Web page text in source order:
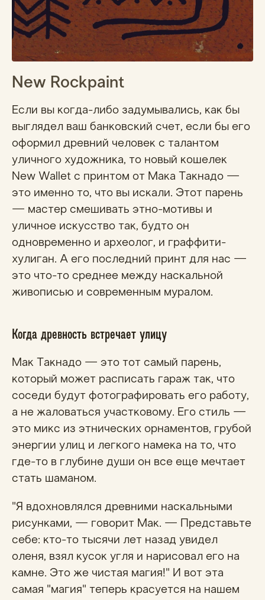
New Rockpaint
Если вы когда-либо задумывались, как бы
выглядел ваш банковский счет, если бы его
оформил древний человек с талантом
уличного художника, то новый кошелек
New Wallet с принтом от Мака Такнадо —
это именно то, что вы искали. Этот парень
— мастер смешивать этно-мотивы и
уличное искусство так, будто он
одновременно и археолог, и граффити-
хулиган. А его последний принт для нас —
это что-то среднее между наскальной
живописью и современным муралом.
Когда древность встречает улицу
Мак Такнадо — это тот самый парень,
который может расписать гараж так, что
соседи будут фотографировать его работу,
а не жаловаться участковому. Его стиль —
это микс из этнических орнаментов, грубой
энергии улиц и легкого намека на то, что
где-то в глубине души он все еще мечтает
стать шаманом.
"Я вдохновлялся древними наскальными
рисунками, — говорит Мак. — Представьте
себе: кто-то тысячи лет назад увидел
оленя, взял кусок угля и нарисовал его на
камне. Это же чистая магия!" И вот эта
самая "магия" теперь красуется на нашем